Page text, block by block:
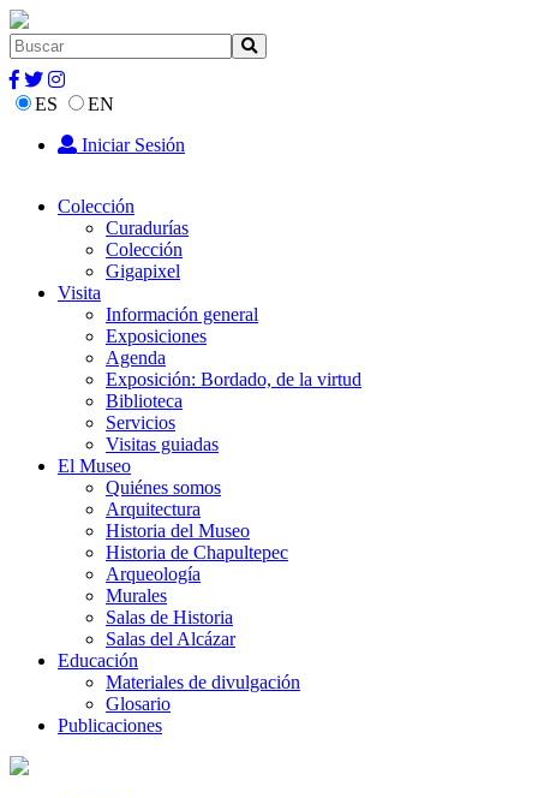
ES
EN
Iniciar Sesión
Colección
Curadurías
Colección
Gigapixel
Visita
Información general
Exposiciones
Agenda
Exposición: Bordado, de la virtud
Biblioteca
Servicios
Visitas guiadas
El Museo
Quiénes somos
Arquitectura
Historia del Museo
Historia de Chapultepec
Arqueología
Murales
Salas de Historia
Salas del Alcázar
Educación
Materiales de divulgación
Glosario
Publicaciones